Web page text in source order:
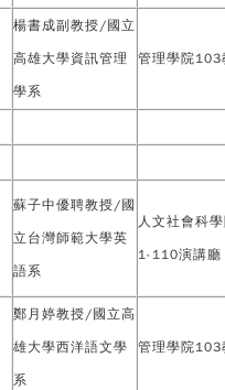
楊書成副教授/國立
高雄大學資訊管理
學系
管理學院103
蘇子中優聘教授/國
立台灣師範大學英
語系
人文社會科
1-110演講廳
鄭月婷教授/國立高
雄大學西洋語文學
系
管理學院103